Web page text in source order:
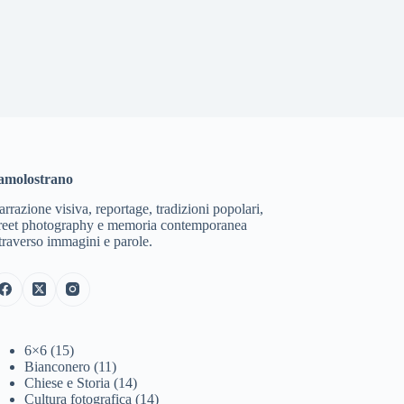
visiva, reportage, tradizioni popolari,
photography e memoria contemporanea
immagini e parole.
6×6 (15)
Bianconero (11)
Chiese e Storia (14)
Cultura fotografica (14)